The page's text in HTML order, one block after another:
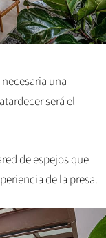
una
será el
de espejos que
de la presa.